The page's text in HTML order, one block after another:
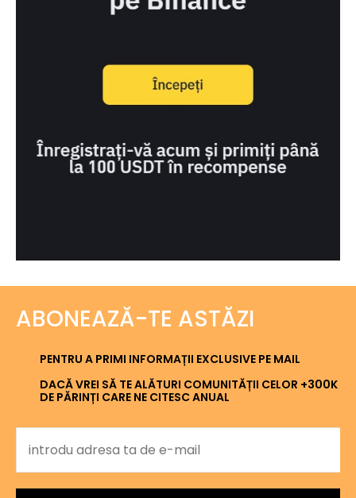
ABONEAZĂ-TE ASTĂZI
PENTRU A PRIMI INFORMAȚII EXCLUSIVE PE MAIL
DACĂ VREI SĂ TE ALĂTURI COMUNITĂȚII CELOR +300K
DE PĂRINȚI CARE NE CITESC ANUAL